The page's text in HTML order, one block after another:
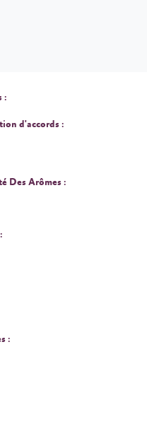
:
d'accords :
Des Arômes :
: